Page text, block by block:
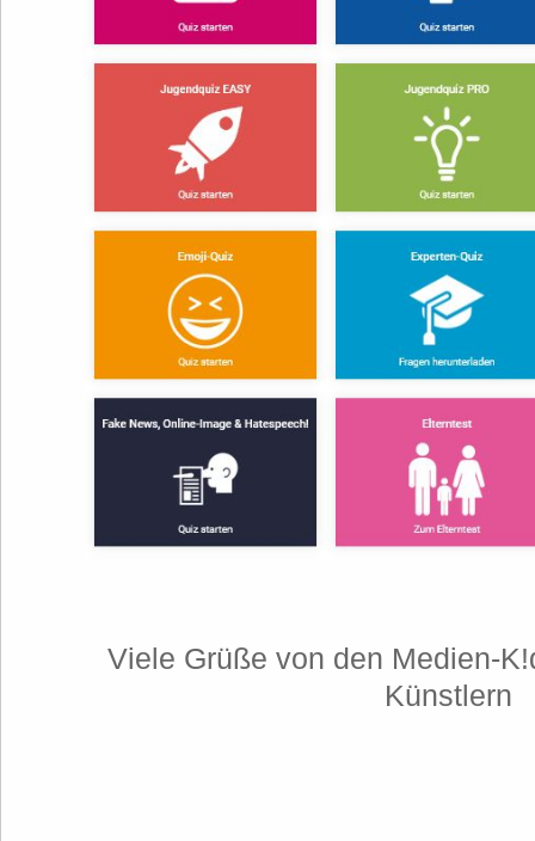
Viele Grüße von den Medien-
Künstlern